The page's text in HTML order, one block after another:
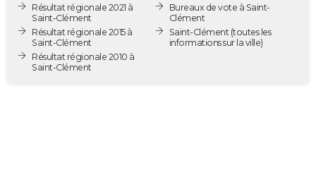
Destinations
City break
Voyage nature
Voyage de noces
Forum
PHOTO
GUIDES D'ACHAT
BONS PLANS
Résultat régionale 2021 à
Saint-Clément
Résultat régionale 2015 à
Saint-Clément
Résultat régionale 2010 à
Saint-Clément
Bureaux de vote à Saint-
Clément
Saint-Clément (toutes les
informations sur la ville)